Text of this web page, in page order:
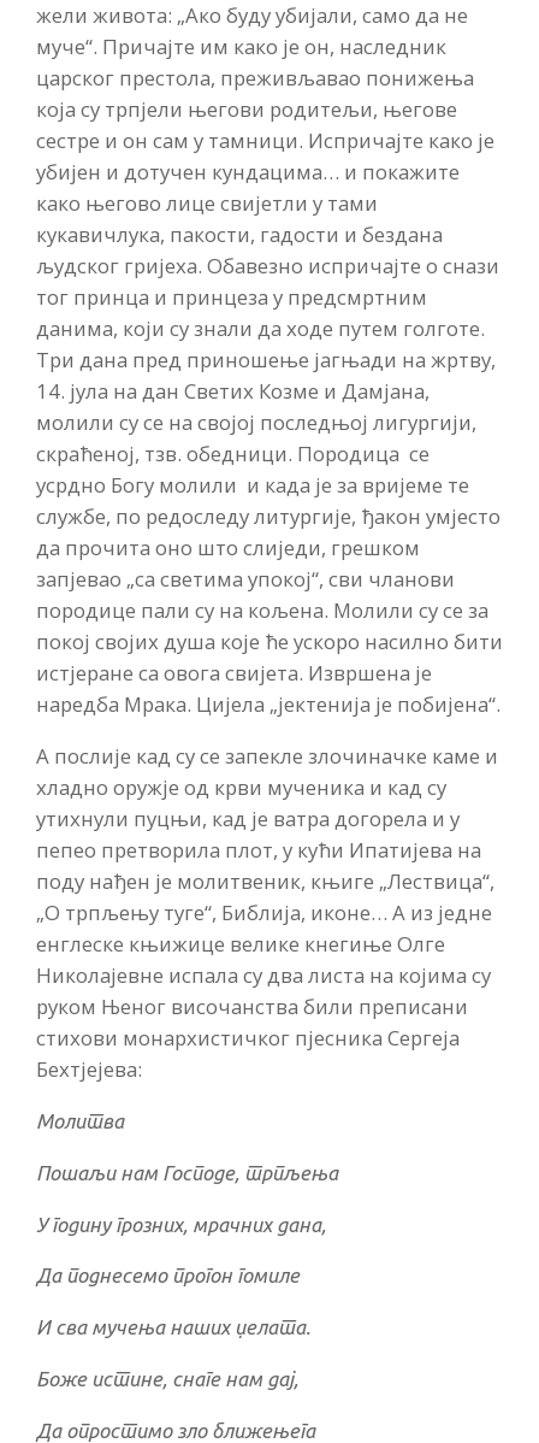
жели живота: „Ако буду убијали, само да не
муче“. Причајте им како је он, наследник
царског престола, преживљавао понижења
која су трпјели његови родитељи, његове
сестре и он сам у тамници. Испричајте како је
убијен и дотучен кундацима… и покажите
како његово лице свијетли у тами
кукавичлука, пакости, гадости и бездана
људског гријеха. Обавезно испричајте о снази
тог принца и принцеза у предсмртним
данима, који су знали да ходе путем голготе.
Три дана пред приношење јагњади на жртву,
14. јула на дан Светих Козме и Дамјана,
молили су се на својој последњој лигургији,
скраћеној, тзв. обедници. Породица се
усрдно Богу молили и када је за вријеме те
службе, по редоследу литургије, ђакон умјесто
да прочита оно што слиједи, грешком
запјевао „са светима упокој“, сви чланови
породице пали су на кољена. Молили су се за
покој својих душа које ће ускоро насилно бити
истјеране са овога свијета. Извршена је
наредба Мрака. Цијела „јектенија је побијена“.
А послије кад су се запекле злочиначке каме и
хладно оружје од крви мученика и кад су
утихнули пуцњи, кад је ватра догорела и у
пепео претворила плот, у кући Ипатијева на
поду нађен је молитвеник, књиге „Лествица“,
„О трпљењу туге“, Библија, иконе… А из једне
енглеске књижице велике кнегиње Олге
Николајевне испала су два листа на којима су
руком Њеног височанства били преписани
стихови монархистичког пјесника Сергеја
Бехтјејева:
Молитва
Пошаљи нам Господе, трпљења
У годину грозних, мрачних дана,
Да поднесемо прогон гомиле
И сва мучења наших џелата.
Боже истине, снаге нам дај,
Да опростимо зло ближењега